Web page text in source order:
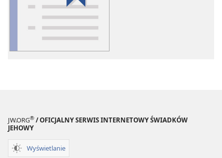
JW.ORG® / OFICJALNY SERWIS INTERNETOWY ŚWIADKÓW
JEHOWY
Wyświetlanie